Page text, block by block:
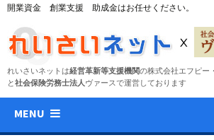
開業資金 創業支援 助成金はお任せください。
れいさいネットは経営革新等支援機関の株式会社エフピー
と社会保険労務士法人 ヴァースで運営しております
MENU